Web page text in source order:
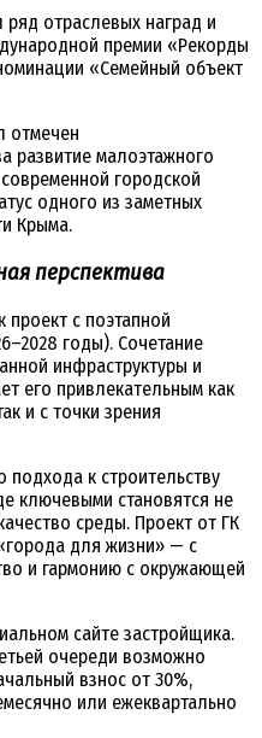
отраслевых наград и
премии «Рекорды
«Семейный объект
отмечен
развитие малоэтажного
городской
одного из заметных
Крыма.
перспектива
с поэтапной
годы). Сочетание
инфраструктуры и
его привлекательным как
и с точки зрения
к строительству
ключевыми становятся не
среды. Проект от ГК
для жизни» — с
и гармонию с окружающей
сайте застройщика.
очереди возможно
взнос от 30%,
или ежеквартально